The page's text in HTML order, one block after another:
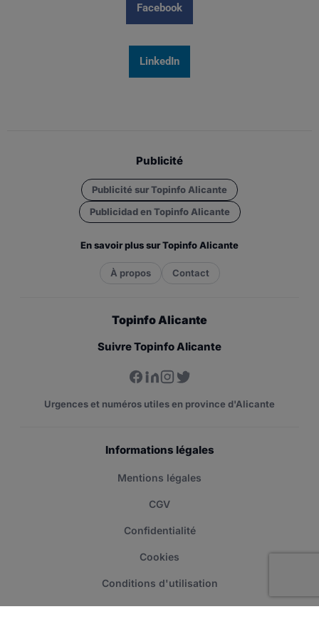
Facebook
LinkedIn
Publicité
Publicité sur Topinfo Alicante
Publicidad en Topinfo Alicante
En savoir plus sur Topinfo Alicante
À propos Contact
Topinfo Alicante
Suivre Topinfo Alicante
Urgences et numéros utiles en province d'Alicante
Informations légales
Mentions légales
CGV
Confidentialité
Cookies
Conditions d'utilisation